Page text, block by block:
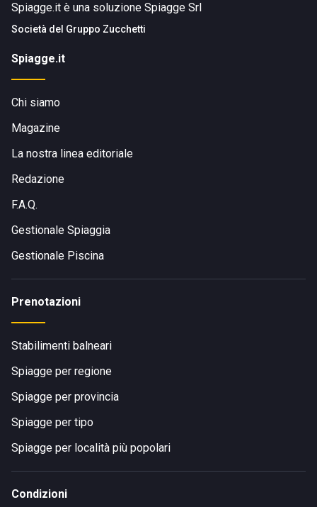
Spiagge.it è una soluzione Spiagge Srl
Società del Gruppo Zucchetti
Spiagge.it
Chi siamo
Magazine
La nostra linea editoriale
Redazione
F.A.Q.
Gestionale Spiaggia
Gestionale Piscina
Prenotazioni
Stabilimenti balneari
Spiagge per regione
Spiagge per provincia
Spiagge per tipo
Spiagge per località più popolari
Condizioni